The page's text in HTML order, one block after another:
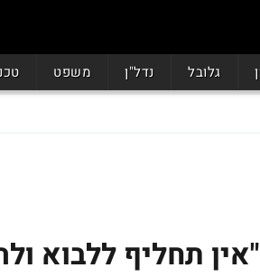
גלובל נדל"ן משפט
תחליף ללבוא